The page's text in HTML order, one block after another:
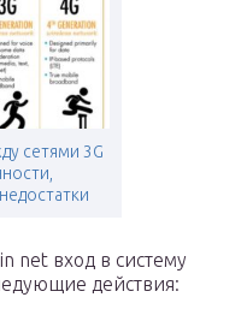
сетями 3G
net вход в систему
действия: